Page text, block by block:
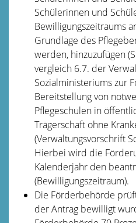
Schülerinnen und
Bewilligungszeitraums
Grundlage des
werden, hinzuzufügen
vergleich 6.7. der
Sozialministeriums zur
Bereitstellung von
Pflegeschulen in
Trägerschaft ohne
(Verwaltungsvorschrift
Hierbei wird die
Kalenderjahr den
(Bewilligungszeitraum).
Die Förderbehörde
der Antrag bewilligt